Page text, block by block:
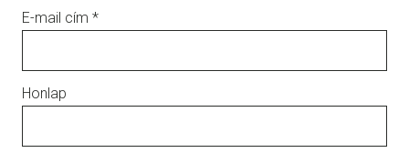
E-mail cím *
Honlap